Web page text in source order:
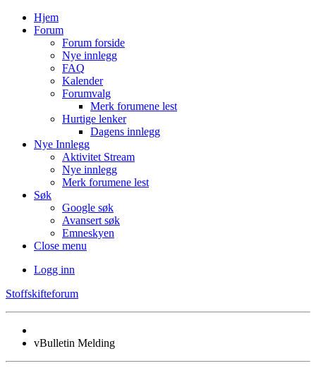
Hjem
Forum
Forum forside
Nye innlegg
FAQ
Kalender
Forumvalg
Merk forumene lest
Hurtige lenker
Dagens innlegg
Nye Innlegg
Aktivitet Stream
Nye innlegg
Merk forumene lest
Søk
Google søk
Avansert søk
Emneskyen
Close menu
Logg inn
Stoffskifteforum
vBulletin Melding